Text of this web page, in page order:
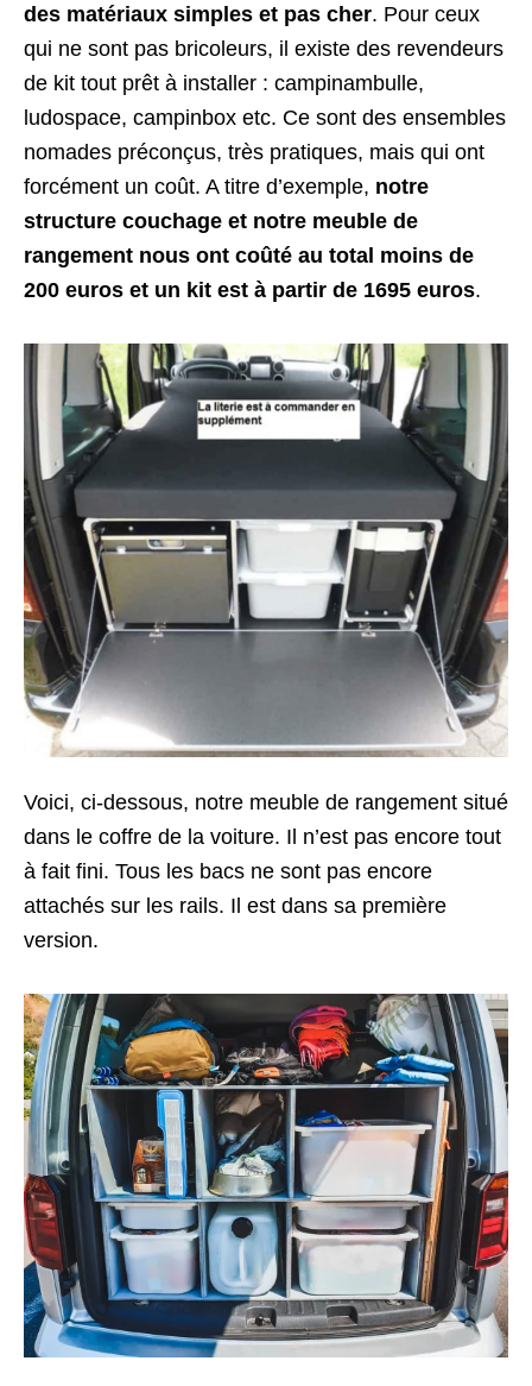
des matériaux simples et pas cher. Pour ceux
qui ne sont pas bricoleurs, il existe des revendeurs
de kit tout prêt à installer : campinambulle,
ludospace, campinbox etc. Ce sont des ensembles
nomades préconçus, très pratiques, mais qui ont
forcément un coût. A titre d’exemple, notre
structure couchage et notre meuble de
rangement nous ont coûté au total moins de
200 euros et un kit est à partir de 1695 euros.
Voici, ci-dessous, notre meuble de rangement situé
dans le coffre de la voiture. Il n’est pas encore tout
à fait fini. Tous les bacs ne sont pas encore
attachés sur les rails. Il est dans sa première
version.